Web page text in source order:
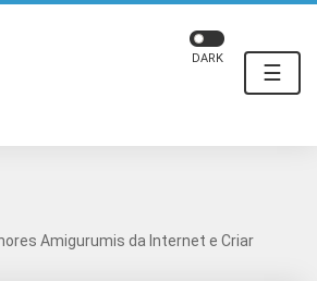
☰
DARK
Amigurumis da Internet e Criar